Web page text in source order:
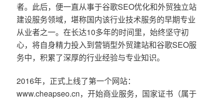
者。此后，便一直从事于谷歌SEO优化和外贸独立站
建设服务领域，堪称国内该行业技术服务的早期专业
从业者之一。在长达10多年的时间里，始终坚守初
心，将自身精力投入到营销型外贸建站和谷歌SEO服
务中，积累了深厚的行业经验与专业知识。
2016年，正式上线了第一个网站：
www.cheapseo.cn，开始商业服务，国家证书（属于